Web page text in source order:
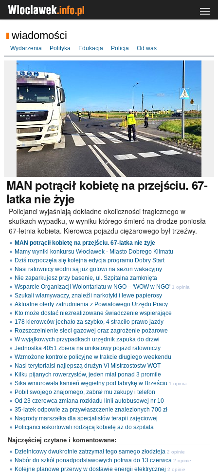
wiadomości
Wydarzenia Polityka Edukacja Policja Od was
MAN potrącił kobietę na przejściu. 67-
latka nie żyje
Policjanci wyjaśniają dokładne okoliczności tragicznego w
skutkach wypadku, w wyniku którego śmierć na drodze poniosła
67-letnia kobieta. Kierowca pojazdu ciężarowego był trzeźwy.
MAN potrącił kobietę na przejściu. 67-latka nie żyje
Mamy wyniki konkursu Włocławek - Miasto Dobrego Klimatu
Dziś rozpoczęła się kolejna edycja programu Dobry Start
Nasi ratownicy wodni są już gotowi na sezon wakacyjny
Nie zaparkujesz przy basenie, ul. Szpitalna zamknięta
Wsparcie Organizacji Wolontariatu w NGO – 'WOW w NGO' 1 opinia
Szukali włamywaczy, znaleźli narkotyki i lewe papierosy
Aktualne oferty zatrudnienia z Powiatowego Urzędu Pracy
Kto może dostać niezrealizowane świadczenie wspierające
178 kierowców jechało za szybko, 4 straciło prawo jazdy
Rozszczelnienie sieci gazowej oraz zagrożenie pożarowe
W wyjątkowych przypadkach urzędnik zapuka do drzwi
Jednostka 4051 zbiera na unikatowy pojazd ratowniczy
Wzmożone kontrole policyjne w trakcie długiego weekendu
Nasi terytorialsi najlepszą drużyn VI Mistrzostostw WOT
Kilku pijanych rowerzystów, jeden miał ponad 3 promile
Sika wmurowała kamień węgielny pod fabrykę w Brześciu 1 opinia
Pobił swojego znajomego, zabrał mu zakupy i telefon
Od 23 czerewca zmiana rozkładu linii autobusowej nr 10
35-latek odpowie za przywłaszczenie znalezionych 700 zł
Nagrody marszałka dla specjalistów terapii zajęciowej
Policjanci eskortowali rodzącą kobietę aż do szpitala
Najczęściej czytane i komentowane:
Dzielnicowy dwukrotnie zatrzymał tego samego złodzieja 2 opinie
Nabór do szkół ponadpodstawowych potrwa do 13 czerwca 2 opinie
Kolejne planowe przerwy w dostawie energii elektrycznej 2 opinie